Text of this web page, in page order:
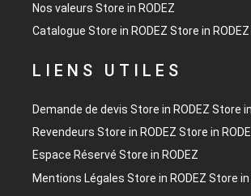
Nos valeurs Store in RODEZ
Catalogue Store in RODEZ Store in RODEZ
LIENS UTILES
Demande de devis Store in RODEZ Store
Revendeurs Store in RODEZ Store in
Espace Réservé Store in RODEZ
Mentions Légales Store in RODEZ Store in